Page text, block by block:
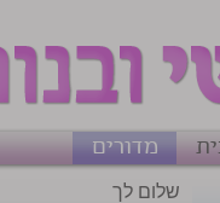
מדורים
שלום לך